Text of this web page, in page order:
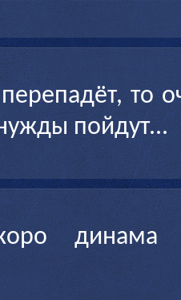
то
пойдут...
динама